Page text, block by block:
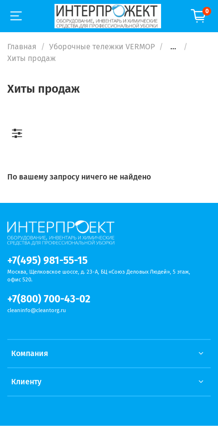
0
Главная Уборочные тележки VERMOP
...
Хиты продаж
Хиты продаж
По вашему запросу ничего не найдено
Компания
Клиенту
+7(495) 981-55-15
Москва, Щелковское шоссе, д. 23-А, БЦ «Союз Деловых Людей», 5 этаж,
офис 520.
+7(800) 700-43-02
cleaninfo@cleantorg.ru